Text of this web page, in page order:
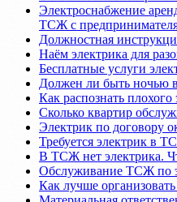
Электроснабжение
ТСЖ с
Должностная
Наём электрика для
Бесплатные услуги
Должен ли быть ночью
Как распознать плохого
Сколько квартир
Электрик по договору
Требуется электрик в
В ТСЖ нет электрика.
Обслуживание ТСЖ по
Как лучше